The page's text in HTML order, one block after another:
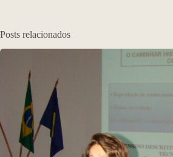
Posts relacionados